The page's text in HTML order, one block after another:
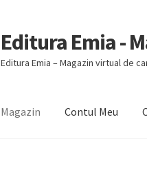
Sari
la
navigare
Sari
la
conținut
Editura Emia -
Editura Emia – Magazin virtual de
Magazin Contul Meu